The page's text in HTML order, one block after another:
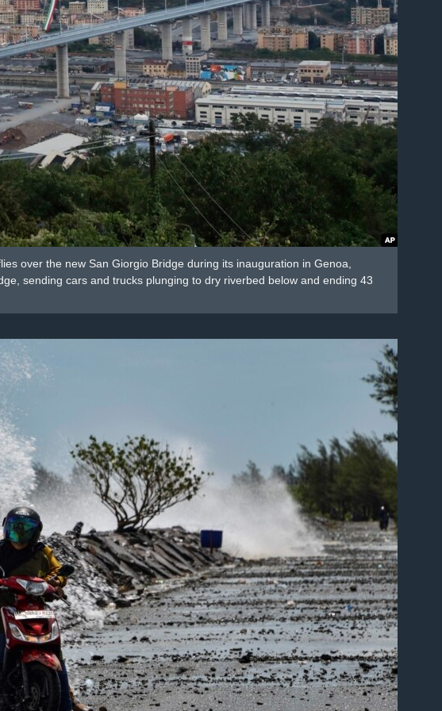
over the new San Giorgio Bridge during its inauguration in Genoa,
sending cars and trucks plunging to dry riverbed below and ending 43